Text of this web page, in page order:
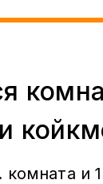
комната и